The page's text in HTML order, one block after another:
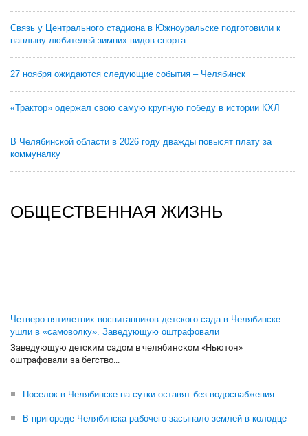
Связь у Центрального стадиона в Южноуральске подготовили к
наплыву любителей зимних видов спорта
27 ноября ожидаются следующие события – Челябинск
«Трактор» одержал свою самую крупную победу в истории КХЛ
В Челябинской области в 2026 году дважды повысят плату за
коммуналку
ОБЩЕСТВЕННАЯ ЖИЗНЬ
Четверо пятилетних воспитанников детского сада в Челябинске
ушли в «самоволку». Заведующую оштрафовали
Заведующую детским садом в челябинском «Ньютон»
оштрафовали за бегство...
Поселок в Челябинске на сутки оставят без водоснабжения
В пригороде Челябинска рабочего засыпало землей в колодце